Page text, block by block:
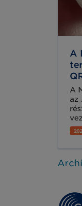
A
A
az